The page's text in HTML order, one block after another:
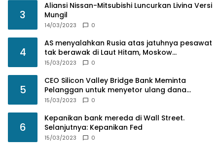
3
Aliansi Nissan-Mitsubishi Luncurkan Livina Versi
Mungil
14/03/2023 0
4
AS menyalahkan Rusia atas jatuhnya pesawat
tak berawak di Laut Hitam, Moskow
menyangkal
15/03/2023 0
5
CEO Silicon Valley Bridge Bank Meminta
Pelanggan untuk menyetor ulang dana
Mereka
15/03/2023 0
6
Kepanikan bank mereda di Wall Street.
Selanjutnya: Kepanikan Fed
15/03/2023 0